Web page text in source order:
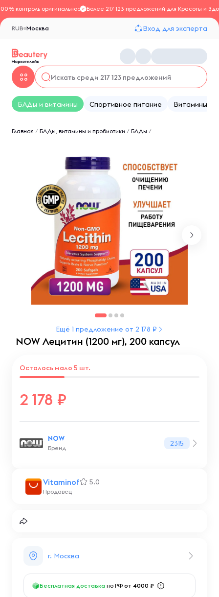
контроль оригинальностиБолее 217 123 предложений для Красоты и
Москва
RUB Вход для эксперта
БАДы и витамины Спортивное питание Витамины
Главная / БАДы, витамины и пробиотики / БАДы /
Ещё 1 предложение от 2 178 ₽
NOW Лецитин (1200 мг), 200 капсул
Vitaminof 5.0
Продавец
2 178
Осталось мало 5 шт.
NOW
Бренд
2315
г. Москва
Бесплатная доставка по РФ от 4000 ₽